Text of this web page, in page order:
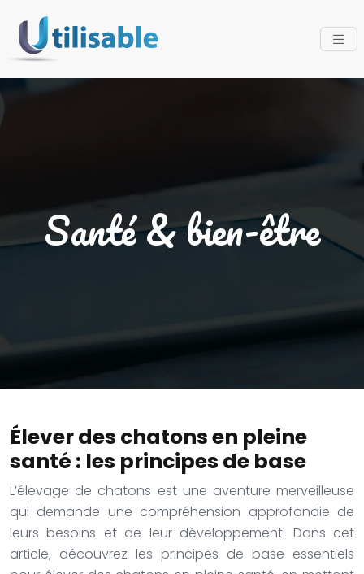
Santé & bien-être
Élever des chatons en pleine
santé : les principes de base
L’élevage de chatons est une aventure merveilleuse
qui demande une compréhension approfondie de
leurs besoins et de leur développement. Dans cet
article, découvrez les principes de base essentiels